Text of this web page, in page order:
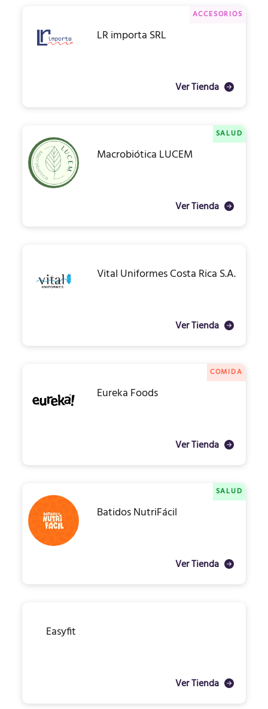
ACCESORIOS
LR importa SRL
Ver Tienda
SALUD
Macrobiótica LUCEM
Ver Tienda
Vital Uniformes Costa Rica S.A.
Ver Tienda
COMIDA
Eureka Foods
Ver Tienda
SALUD
Batidos NutriFácil
Ver Tienda
Easyfit
Ver Tienda